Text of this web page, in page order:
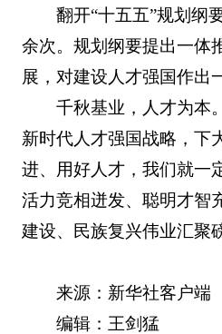
翻开“十五五”规划纲
余次。规划纲要提出一体
展，对建设人才强国作出
千秋基业，人才为本
新时代人才强国战略，下
进、用好人才，我们就一
活力竞相迸发、聪明才智
建设、民族复兴伟业汇聚
来源：新华社客户端
编辑：王剑猛